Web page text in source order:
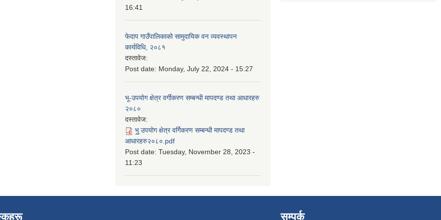
16:41
फेदाप गाउँपालिकाको सामुदायिक वन व्यवस्थापन
कार्यविधि, २०८१
दस्तावेज:
Post date: Monday, July 22, 2024 - 15:27
भू-उपयोग क्षेत्र वर्गीकरण सम्बन्धी मापदण्ड तथा आधारहरु
२०८०
दस्तावेज:
भु॒ उपयोग क्षेत्र वर्गिकरण सम्बन्धी मापदण्ड तथा
आधारहरु२०८०.pdf
Post date: Tuesday, November 28, 2023 -
11:23
सम्पर्क